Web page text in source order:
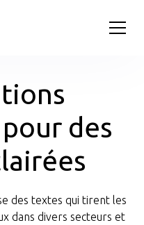
des
des textes qui tirent les
dans divers secteurs et